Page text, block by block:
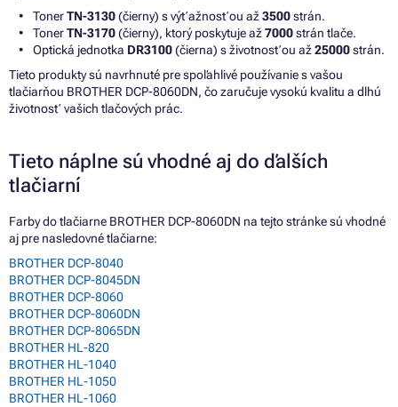
TonerTN-3130(čierny) s výťažnosťou až3500strán.
TonerTN-3170(čierny), ktorý poskytuje až7000strán tlače.
Optická jednotka DR3100(čierna) s životnosťou až25000strán.
Tieto produkty sú navrhnuté pre spoľahlivé používanie s vašou
tlačiarňou BROTHER DCP-8060DN, čo zaručuje vysokú kvalitu a dlhú
životnosť vašich tlačových prác.
Tieto náplne sú vhodné aj do ďalších
tlačiarní
Farby do tlačiarne BROTHER DCP-8060DN na tejto stránke sú vhodné
aj pre nasledovné tlačiarne:
BROTHER DCP-8040
BROTHER DCP-8045DN
BROTHER DCP-8060
BROTHER DCP-8060DN
BROTHER DCP-8065DN
BROTHER HL-820
BROTHER HL-1040
BROTHER HL-1050
BROTHER HL-1060